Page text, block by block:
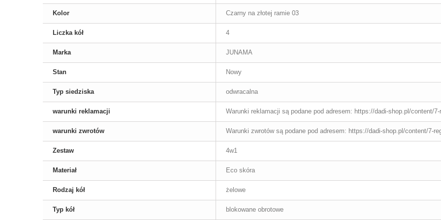
Kolor Czarny na złotej ramie 03
Liczka kół 4
Marka JUNAMA
Stan Nowy
Typ siedziska odwracalna
warunki reklamacji Warunki reklamacji są podane pod adresem: https://dadi-shop.pl/content/7-
warunki zwrotów Warunki zwrotów są podane pod adresem: https://dadi-shop.pl/content/7-
Zestaw 4w1
Materiał Eco skóra
Rodzaj kół żelowe
Typ kół blokowane obrotowe